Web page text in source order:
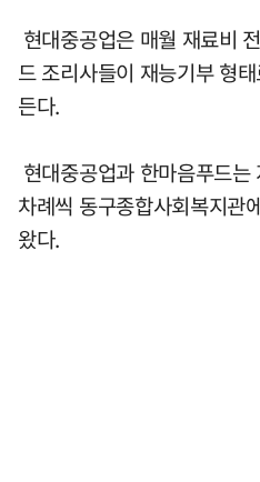
현대중공업은 매월 재료비
드 조리사들이 재능기부 형
든다.
현대중공업과 한마음푸드
차례씩 동구종합사회복지관
왔다.